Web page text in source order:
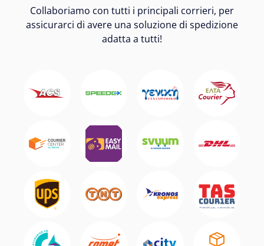
Collaboriamo con tutti i principali corrieri, per
assicurarci di avere una soluzione di spedizione
adatta a tutti!